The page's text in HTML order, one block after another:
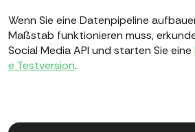
Wenn Sie eine Datenpipeline
Maßstab funktionieren muss,
Social Media API und starten Sie eine
e Testversion.